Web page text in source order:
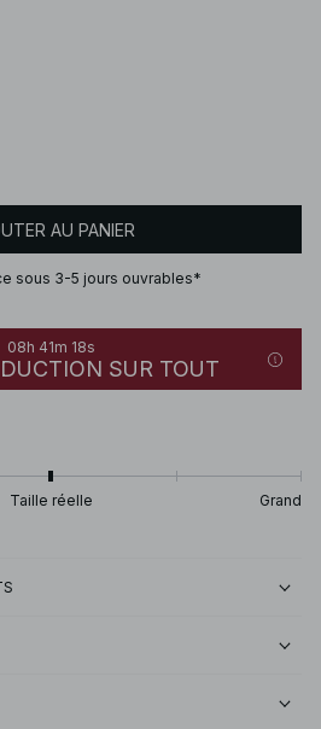
AU PANIER
sous 3-5 jours ouvrables*
08h 41m 18s
SUR TOUT
Taille réelle Grand